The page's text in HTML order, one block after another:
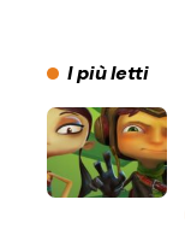
I più letti